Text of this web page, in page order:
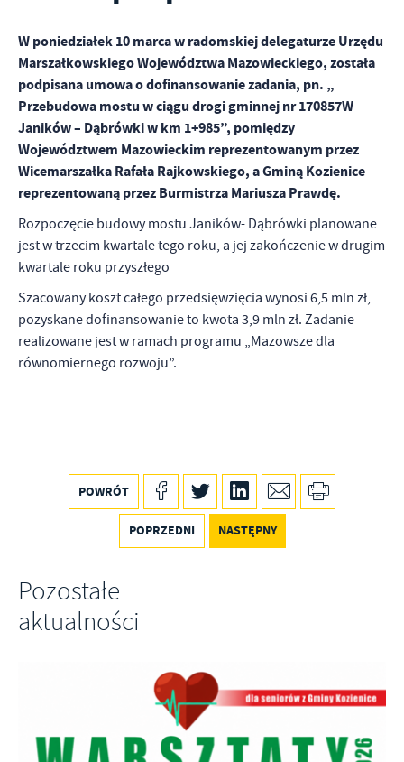
W poniedziałek 10 marca w radomskiej delegaturze Urzędu
Marszałkowskiego Województwa Mazowieckiego, została
podpisana umowa o dofinansowanie zadania, pn. „
Przebudowa mostu w ciągu drogi gminnej nr 170857W
Janików – Dąbrówki w km 1+985”, pomiędzy
Województwem Mazowieckim reprezentowanym przez
Wicemarszałka Rafała Rajkowskiego, a Gminą Kozienice
reprezentowaną przez Burmistrza Mariusza Prawdę.
Rozpoczęcie budowy mostu Janików- Dąbrówki planowane
jest w trzecim kwartale tego roku, a jej zakończenie w drugim
kwartale roku przyszłego
Szacowany koszt całego przedsięwzięcia wynosi 6,5 mln zł,
pozyskane dofinansowanie to kwota 3,9 mln zł. Zadanie
realizowane jest w ramach programu „Mazowsze dla
równomiernego rozwoju”.
POWRÓT
POPRZEDNI NASTĘPNY
Pozostałe
aktualności
Dzięki tym plikom cookies możemy zapewnić Ci większy komfort
korzystania z funkcjonalności naszej strony poprzez dopasowanie
jej do Twoich indywidualnych preferencji. Wyrażenie zgody na
funkcjonalne i personalizacyjne pliki cookies gwarantuje
dostępność większej ilości funkcji na stronie.
Więcej
Analityczne
Analityczne pliki cookies pomagają nam rozwijać się i
dostosowywać do Twoich potrzeb.
Cookies analityczne pozwalają na uzyskanie informacji w zakresie
wykorzystywania witryny internetowej, miejsca oraz częstotliwości,
z jaką odwiedzane są nasze serwisy www. Dane pozwalają nam na
ocenę naszych serwisów internetowych pod względem ich
popularności wśród użytkowników. Zgromadzone informacje są
przetwarzane w formie zanonimizowanej. Wyrażenie zgody na
analityczne pliki cookies gwarantuje dostępność wszystkich
funkcjonalności.
Więcej
Reklamowe
Dzięki reklamowym plikom cookies prezentujemy Ci najciekawsze
informacje i aktualności na stronach naszych partnerów.
Promocyjne pliki cookies służą do prezentowania Ci naszych
komunikatów na podstawie analizy Twoich upodobań oraz Twoich
zwyczajów dotyczących przeglądanej witryny internetowej. Treści
promocyjne mogą pojawić się na stronach podmiotów trzecich lub
Więcej